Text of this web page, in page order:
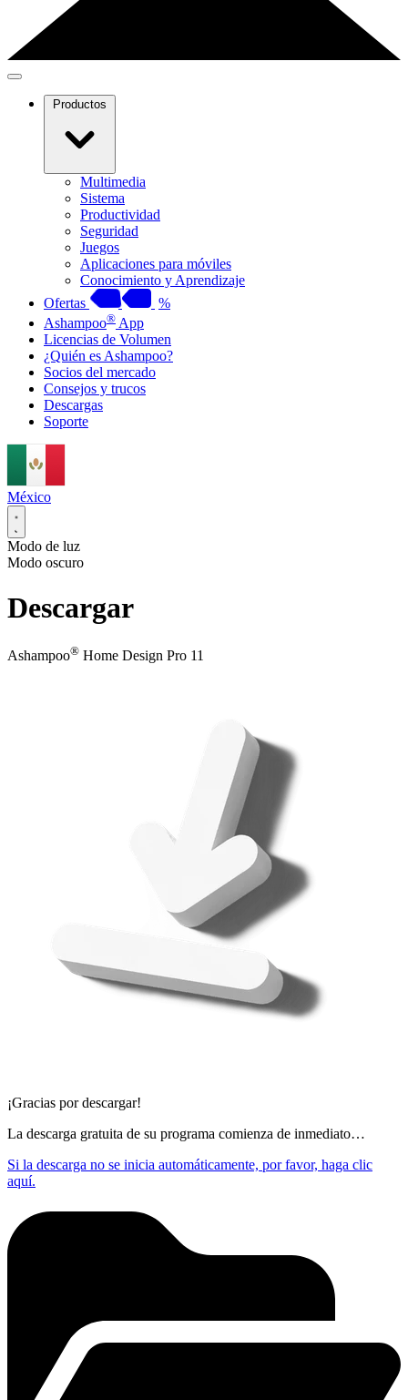
Productos
Multimedia
Sistema
Productividad
Seguridad
Juegos
Aplicaciones para móviles
Conocimiento y Aprendizaje
Ofertas
%
Ashampoo® App
Licencias de Volumen
¿Quién es Ashampoo?
Socios del mercado
Consejos y trucos
Descargas
Soporte
México
Modo de luz
Modo oscuro
Descargar
Ashampoo® Home Design Pro 11
¡Gracias por descargar!
La descarga gratuita de su programa comienza de inmediato…
Si la descarga no se inicia automáticamente, por favor, haga clic
aquí.